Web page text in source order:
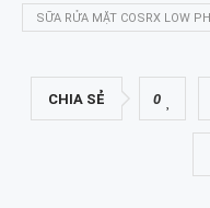
SỮA RỬA MẶT COSRX LOW PH
CHIA SẺ 0